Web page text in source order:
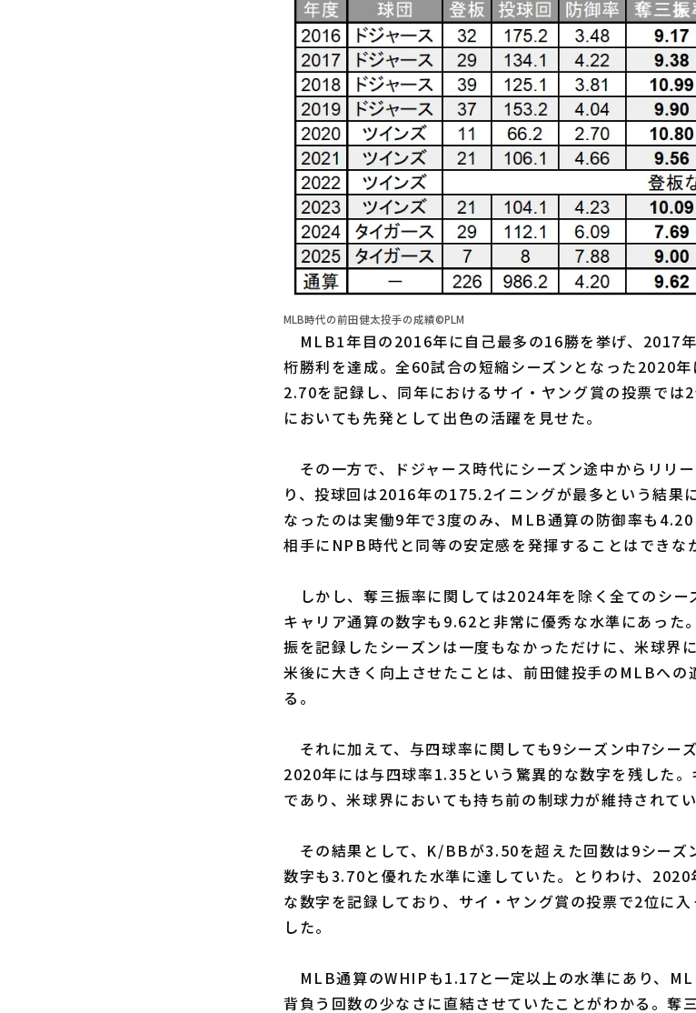
MLB時代の前田健太投手の成績©PLM
MLB1年目の2016年に自己最多の16勝を挙げ、2017
桁勝利を達成。全60試合の短縮シーズンとなった2020
2.70を記録し、同年におけるサイ・ヤング賞の投票では
においても先発として出色の活躍を見せた。
その一方で、ドジャース時代にシーズン途中からリリ
り、投球回は2016年の175.2イニングが最多という結果
なったのは実働9年で3度のみ、MLB通算の防御率も
相手にNPB時代と同等の安定感を発揮することはできな
しかし、奪三振率に関しては2024年を除く全てのシー
キャリア通算の数字も9.62と非常に優秀な水準にあった
振を記録したシーズンは一度もなかっただけに、米球界
米後に大きく向上させたことは、前田健投手のMLBへの
る。
それに加えて、与四球率に関しても9シーズン中7シー
2020年には与四球率1.35という驚異的な数字を残した
であり、米球界においても持ち前の制球力が維持されて
その結果として、K/BBが3.50を超えた回数は9シーズ
数字も3.70と優れた水準に達していた。とりわけ、
な数字を記録しており、サイ・ヤング賞の投票で2位に
した。
MLB通算のWHIPも1.17と一定以上の水準にあり、
背負う回数の少なさに直結させていたことがわかる。奪